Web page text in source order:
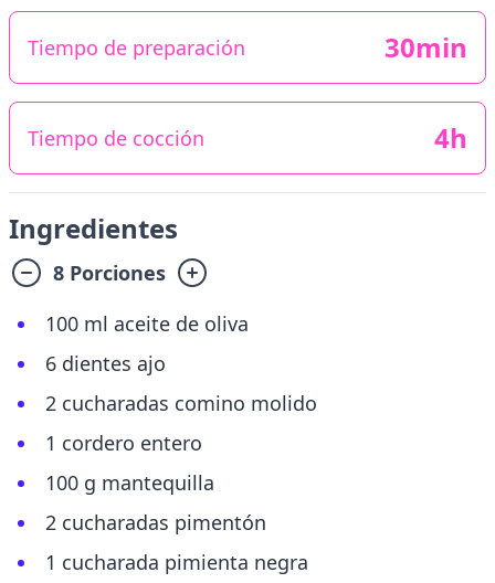
Tiempo de preparación 30min
Tiempo de cocción 4h
Ingredientes
8 Porciones
100 ml aceite de oliva
6 dientes ajo
2 cucharadas comino molido
1 cordero entero
100 g mantequilla
2 cucharadas pimentón
1 cucharada pimienta negra